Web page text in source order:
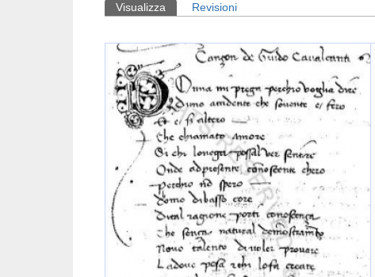
Schede primarie
Visualizza (scheda attiva)
Revisioni